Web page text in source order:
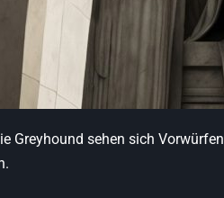
Greyhound sehen sich